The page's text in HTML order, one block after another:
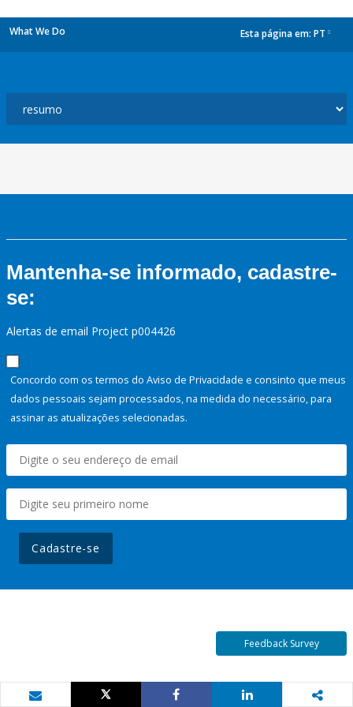
What We Do Esta página em: PT
Mantenha-se informado, cadastre-
se:
Alertas de email Project p004426
Concordo com os termos do Aviso de Privacidade e consinto que meus
dados pessoais sejam processados, na medida do necessário, para
assinar as atualizações selecionadas.
Cadastre-se
Feedback Survey